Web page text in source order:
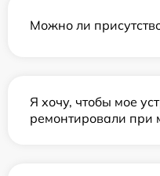
Можно ли
Я хочу, чтобы мое
ремонтировали при